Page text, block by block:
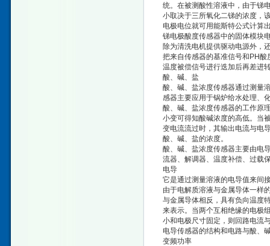
统。在被测酸性溶液中，由于锑
小取决于三所氧化二锑的浓度，
电极电位就可用能斯特公式计算
锑电极酸度传感器中的固体模块
除为清洗电机提供驱动电源外，
把来自传感器的基准信号和PH
温度被偿信号进行迭加后再差进
酸、碱、盐
酸、碱、盐浓度传感器通过测量
感器主要应用于锅炉给水处理、
酸、碱、盐浓度传感器的工作原
小变可得知酸碱浓度的高低。当
变电流流过时，其输出电流与电
酸、碱、盐的浓度。
酸、碱、盐浓度传感器主要由电
流器、解调器、温度补偿、过载
电导
它是通过测量溶液的电导值来间
由于电解质溶液与金属导体一样
与金属导体相反，具有负向温度
来表示。当两个互相绝缘的电极
小和电极尺寸固定，则回路电流
电导传感器的结构和电路与酸、
变频功率